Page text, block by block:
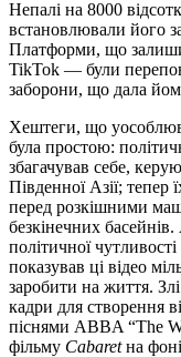
Непалі на 8000
встановлювали його
Платформи, що
TikTok — були
заборони, що дала
Хештеги, що
була простою:
збагачував себе,
Південної Азії; тепер
перед розкішними
безкінечних
політичної
показував ці відео
заробити на життя.
кадри для створення
піснями ABBA “The
фільму Cabaretна